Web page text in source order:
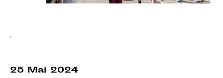
.
25 Mai 2024